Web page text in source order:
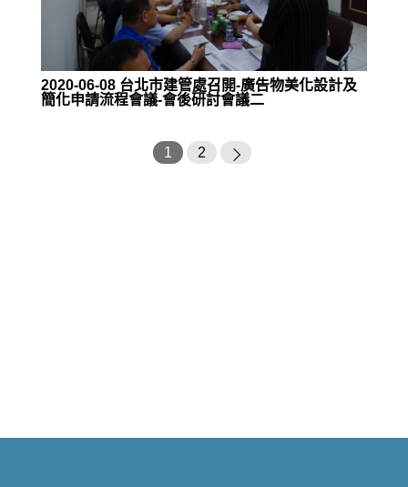
2020-06-08 台北市建管處召開-廣告物美化設計及
簡化申請流程會議-會後研討會議二
1 2